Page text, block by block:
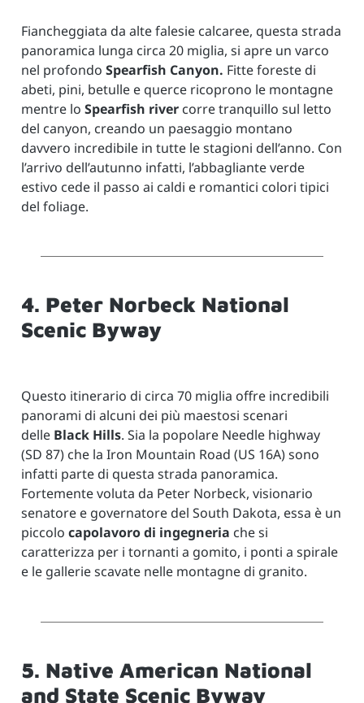
Fiancheggiata da alte falesie calcaree, questa strada
panoramica lunga circa 20 miglia, si apre un varco
nel profondo Spearfish Canyon. Fitte foreste di
abeti, pini, betulle e querce ricoprono le montagne
mentre lo Spearfish river corre tranquillo sul letto
del canyon, creando un paesaggio montano
davvero incredibile in tutte le stagioni dell’anno. Con
l’arrivo dell’autunno infatti, l’abbagliante verde
estivo cede il passo ai caldi e romantici colori tipici
del foliage.
4. Peter Norbeck National
Scenic Byway
Questo itinerario di circa 70 miglia offre incredibili
panorami di alcuni dei più maestosi scenari
delle Black Hills. Sia la popolare Needle highway
(SD 87) che la Iron Mountain Road (US 16A) sono
infatti parte di questa strada panoramica.
Fortemente voluta da Peter Norbeck, visionario
senatore e governatore del South Dakota, essa è un
piccolo capolavoro di ingegneria che si
caratterizza per i tornanti a gomito, i ponti a spirale
e le gallerie scavate nelle montagne di granito.
5. Native American National
and State Scenic Byway